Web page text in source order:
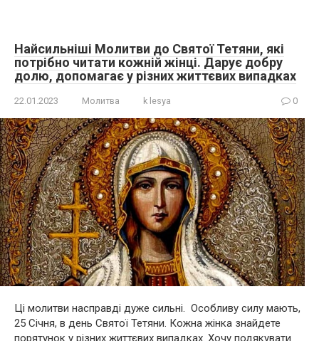
Найсильніші Молитви до Святої Тетяни, які
потрібно читати кожній жінці. Дарує добру
долю, допомагає у різних життєвих випадках
22.01.2023 Молитва k lesya 0
Ці молитви насправді дуже сильні. Особливу силу мають,
25 Січня, в день Святої Тетяни. Кожна жінка знайдете